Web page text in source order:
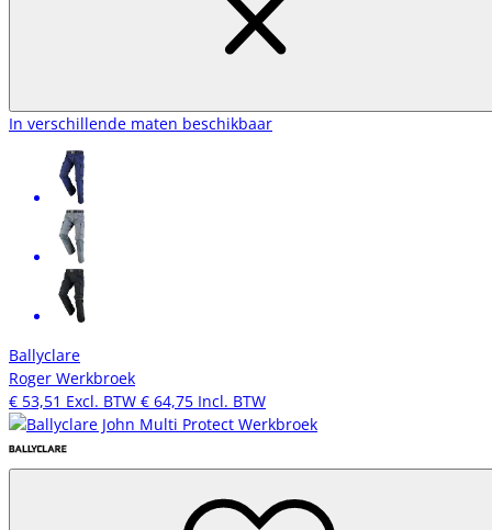
In verschillende maten beschikbaar
Ballyclare
Roger Werkbroek
€ 53,51 Excl. BTW € 64,75 Incl. BTW